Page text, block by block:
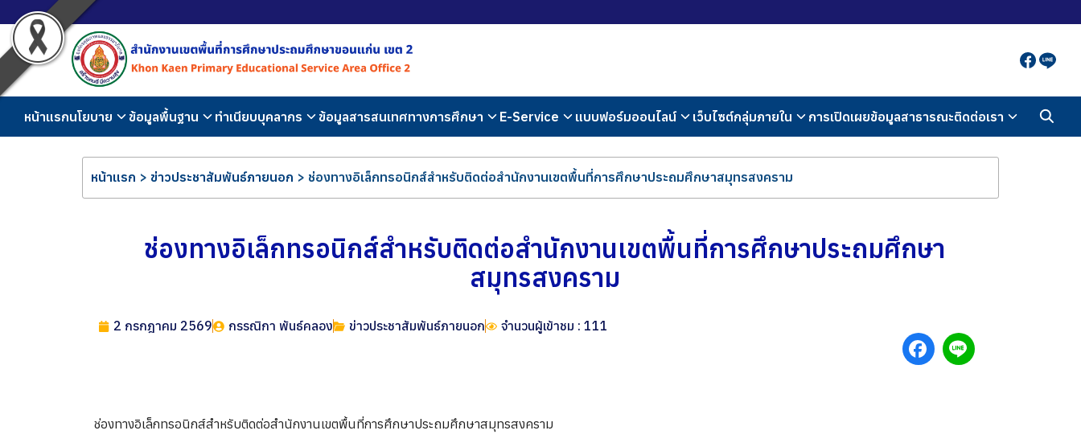
หน้าแรกนโยบาย ข้อมูลพื้นฐาน ทำเนียบบุคลากร ข้อมูลสารสนเทศทางการศึกษา E-Service แบบฟอร์มออนไลน์ เว็บไซต์กลุ่มภายใน การเปิดเผยข้อมูลสาธารณะติดต่อเรา
หน้าแรก > ข่าวประชาสัมพันธ์ภายนอก > ช่องทางอิเล็กทรอนิกส์สำหรับติดต่อสำนักงานเขตพื้นที่การศึกษาประถมศึกษาสมุทรสงคราม
ช่องทางอิเล็กทรอนิกส์สำหรับติดต่อสำนักงานเขตพื้นที่การศึกษาประถมศึกษา
สมุทรสงคราม
2 กรกฎาคม 2569 กรรณิกา พันธ์คลอง ข่าวประชาสัมพันธ์ภายนอก จำนวนผู้เข้าชม : 111
ช่องทางอิเล็กทรอนิกส์สำหรับติดต่อสำนักงานเขตพื้นที่การศึกษาประถมศึกษาสมุทรสงคราม